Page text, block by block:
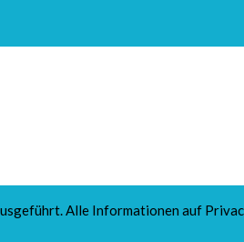
Alle Informationen auf